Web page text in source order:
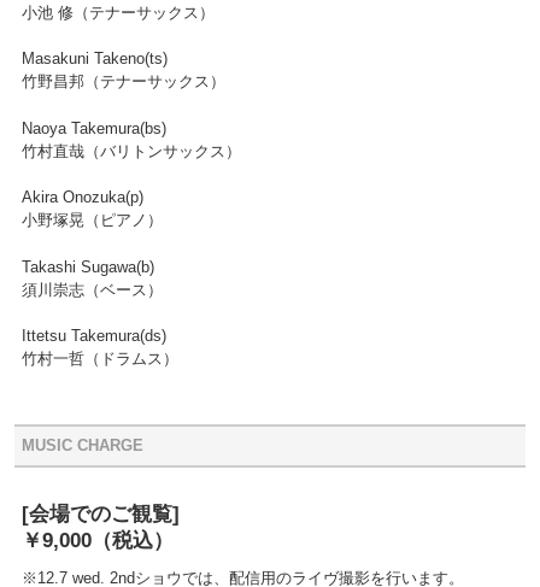
小池 修（テナーサックス）
Masakuni Takeno(ts)
竹野昌邦（テナーサックス）
Naoya Takemura(bs)
竹村直哉（バリトンサックス）
Akira Onozuka(p)
小野塚晃（ピアノ）
Takashi Sugawa(b)
須川崇志（ベース）
Ittetsu Takemura(ds)
竹村一哲（ドラムス）
MUSIC CHARGE
[会場でのご観覧]
￥9,000 （税込）
※12.7 wed. 2ndショウでは、配信用のライヴ撮影を行います。